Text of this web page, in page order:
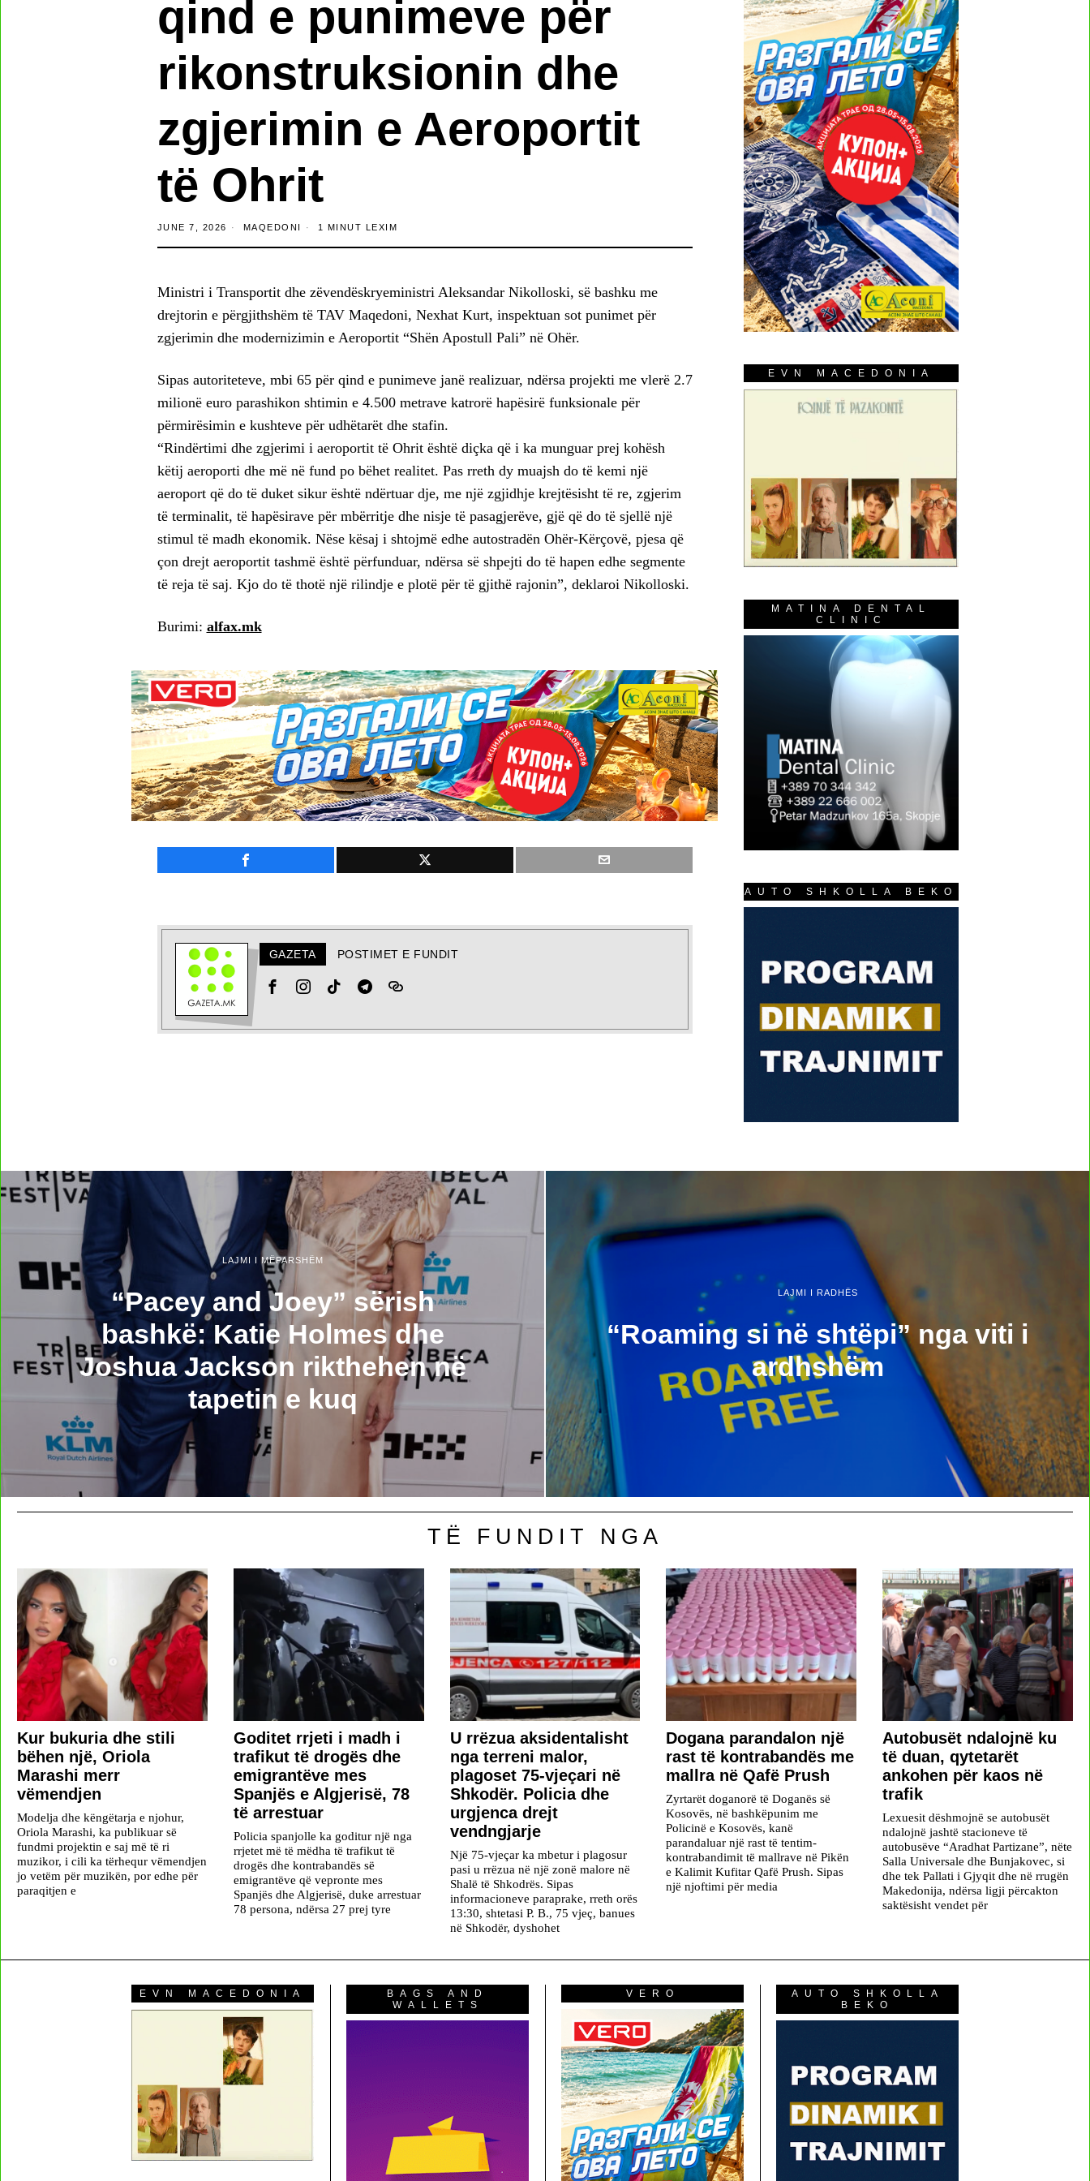
qind e punimeve për
rikonstruksionin dhe
zgjerimin e Aeroportit
të Ohrit
JUNE 7, 2026 MAQEDONI 1 MINUT LEXIM
Ministri i Transportit dhe zëvendëskryeministri Aleksandar Nikolloski, së bashku me
drejtorin e përgjithshëm të TAV Maqedoni, Nexhat Kurt, inspektuan sot punimet për
zgjerimin dhe modernizimin e Aeroportit “Shën Apostull Pali” në Ohër.
Sipas autoriteteve, mbi 65 për qind e punimeve janë realizuar, ndërsa projekti me vlerë 2.7
milionë euro parashikon shtimin e 4.500 metrave katrorë hapësirë funksionale për
përmirësimin e kushteve për udhëtarët dhe stafin.
“Rindërtimi dhe zgjerimi i aeroportit të Ohrit është diçka që i ka munguar prej kohësh
këtij aeroporti dhe më në fund po bëhet realitet. Pas rreth dy muajsh do të kemi një
aeroport që do të duket sikur është ndërtuar dje, me një zgjidhje krejtësisht të re, zgjerim
të terminalit, të hapësirave për mbërritje dhe nisje të pasagjerëve, gjë që do të sjellë një
stimul të madh ekonomik. Nëse kësaj i shtojmë edhe autostradën Ohër-Kërçovë, pjesa që
çon drejt aeroportit tashmë është përfunduar, ndërsa së shpejti do të hapen edhe segmente
të reja të saj. Kjo do të thotë një rilindje e plotë për të gjithë rajonin”, deklaroi Nikolloski.
Burimi: alfax.mk
GAZETA POSTIMET E FUNDIT
EVN MACEDONIA
MATINA DENTAL
CLINIC
AUTO SHKOLLA BEKO
LAJMI I MËPARSHËM
“Pacey and Joey” sërish
bashkë: Katie Holmes dhe
Joshua Jackson rikthehen në
tapetin e kuq
LAJMI I RADHËS
“Roaming si në shtëpi” nga viti i
ardhshëm
TË FUNDIT NGA
Kur bukuria dhe stili
bëhen një, Oriola
Marashi merr
vëmendjen
Modelja dhe këngëtarja e njohur,
Oriola Marashi, ka publikuar së
fundmi projektin e saj më të ri
muzikor, i cili ka tërhequr vëmendjen
jo vetëm për muzikën, por edhe për
paraqitjen e
Goditet rrjeti i madh i
trafikut të drogës dhe
emigrantëve mes
Spanjës e Algjerisë, 78
të arrestuar
Policia spanjolle ka goditur një nga
rrjetet më të mëdha të trafikut të
drogës dhe kontrabandës së
emigrantëve që vepronte mes
Spanjës dhe Algjerisë, duke arrestuar
78 persona, ndërsa 27 prej tyre
U rrëzua aksidentalisht
nga terreni malor,
plagoset 75-vjeçari në
Shkodër. Policia dhe
urgjenca drejt
vendngjarje
Një 75-vjeçar ka mbetur i plagosur
pasi u rrëzua në një zonë malore në
Shalë të Shkodrës. Sipas
informacioneve paraprake, rreth orës
13:30, shtetasi P. B., 75 vjeç, banues
në Shkodër, dyshohet
Dogana parandalon një
rast të kontrabandës me
mallra në Qafë Prush
Zyrtarët doganorë të Doganës së
Kosovës, në bashkëpunim me
Policinë e Kosovës, kanë
parandaluar një rast të tentim-
kontrabandimit të mallrave në Pikën
e Kalimit Kufitar Qafë Prush. Sipas
një njoftimi për media
Autobusët ndalojnë ku
të duan, qytetarët
ankohen për kaos në
trafik
Lexuesit dëshmojnë se autobusët
ndalojnë jashtë stacioneve të
autobusëve “Aradhat Partizane”, nëte
Salla Universale dhe Bunjakovec, si
dhe tek Pallati i Gjyqit dhe në rrugën
Makedonija, ndërsa ligji përcakton
saktësisht vendet për
EVN MACEDONIA
BAGS AND
WALLETS
VERO
AUTO SHKOLLA
BEKO